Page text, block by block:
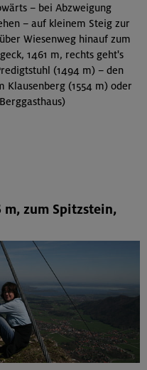
– bei Abzweigung
– auf kleinem Steig zur
Wiesenweg hinauf zum
1461 m, rechts geht's
(1494 m) – den
Klausenberg (1554 m) oder
m, zum Spitzstein,